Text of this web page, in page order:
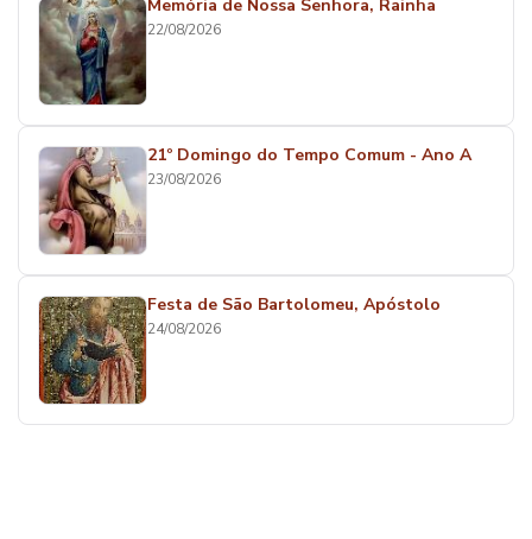
Memória de Nossa Senhora, Rainha
22/08/2026
21º Domingo do Tempo Comum - Ano A
23/08/2026
Festa de São Bartolomeu, Apóstolo
24/08/2026